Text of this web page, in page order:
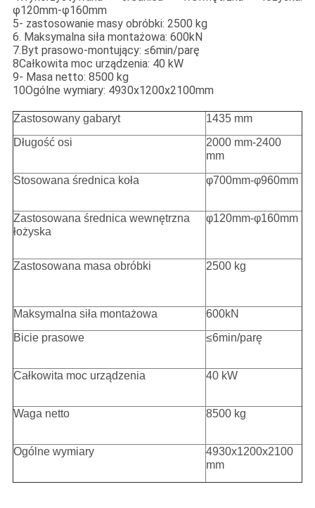
φ120mm-φ160mm
5- zastosowanie masy obróbki: 2500 kg
6. Maksymalna siła montażowa: 600kN
7.Byt prasowo-montujący: ≤6min/parę
8Całkowita moc urządzenia: 40 kW
9- Masa netto: 8500 kg
10Ogólne wymiary: 4930x1200x2100mm
Zastosowany gabaryt
1435 mm
Długość osi
2000 mm-2400
mm
Stosowana średnica koła φ700mm-φ960mm
Zastosowana średnica wewnętrzna
łożyska
φ120mm-φ160mm
Zastosowana masa obróbki 2500 kg
Maksymalna siła montażowa
600kN
Bicie prasowe
≤6min/parę
Całkowita moc urządzenia 40 kW
Waga netto 8500 kg
Ogólne wymiary
4930x1200x2100
mm